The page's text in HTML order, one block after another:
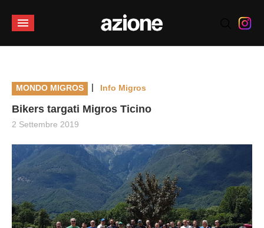
MONDO MIGROS | Info Migros
Bikers targati Migros Ticino
2 Settembre 2019